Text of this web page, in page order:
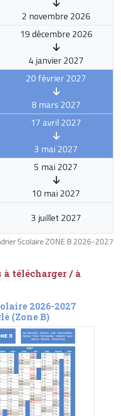
Scolaire ZONE B 2026-2027
2 novembre 2026
19 décembre 2026
4 janvier 2027
20 février 2027
8 mars 2027
17 avril 2027
3 mai 2027
5 mai 2027
10 mai 2027
3 juillet 2027
à télécharger / à
2026-2027
(Zone B)